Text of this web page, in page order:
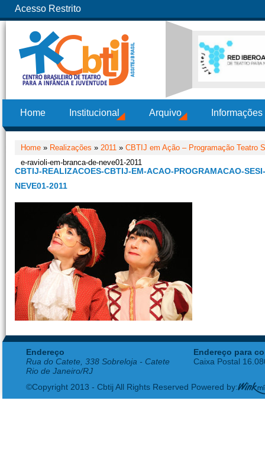
Acesso Restrito
Home Institucional Arquivo
Home » Realizações » 2011 » CBTIJ em Ação – Programação Teatro
e-ravioli-em-branca-de-neve01-2011
CBTIJ-REALIZACOES-CBTIJ-EM-ACAO-PROGRAMACAO-
NEVE01-2011
Endereço
Rua do Catete, 338 Sobreloja - Catete
Rio de Janeiro/RJ
Endereço para
Caixa Postal
©Copyright 2013 - Cbtij All Rights Reserved Powered by: